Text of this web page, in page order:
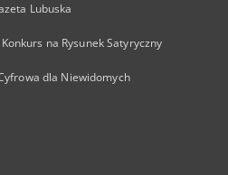
Lubuska
na Rysunek Satyryczny
dla Niewidomych